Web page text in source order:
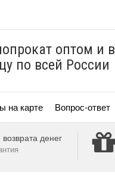
оптом и в
по всей России
на карте Вопрос-ответ
денег